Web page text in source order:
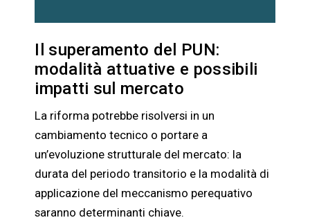
Il superamento del PUN:
modalità attuative e possibili
impatti sul mercato
La riforma potrebbe risolversi in un
cambiamento tecnico o portare a
un’evoluzione strutturale del mercato: la
durata del periodo transitorio e la modalità di
applicazione del meccanismo perequativo
saranno determinanti chiave.